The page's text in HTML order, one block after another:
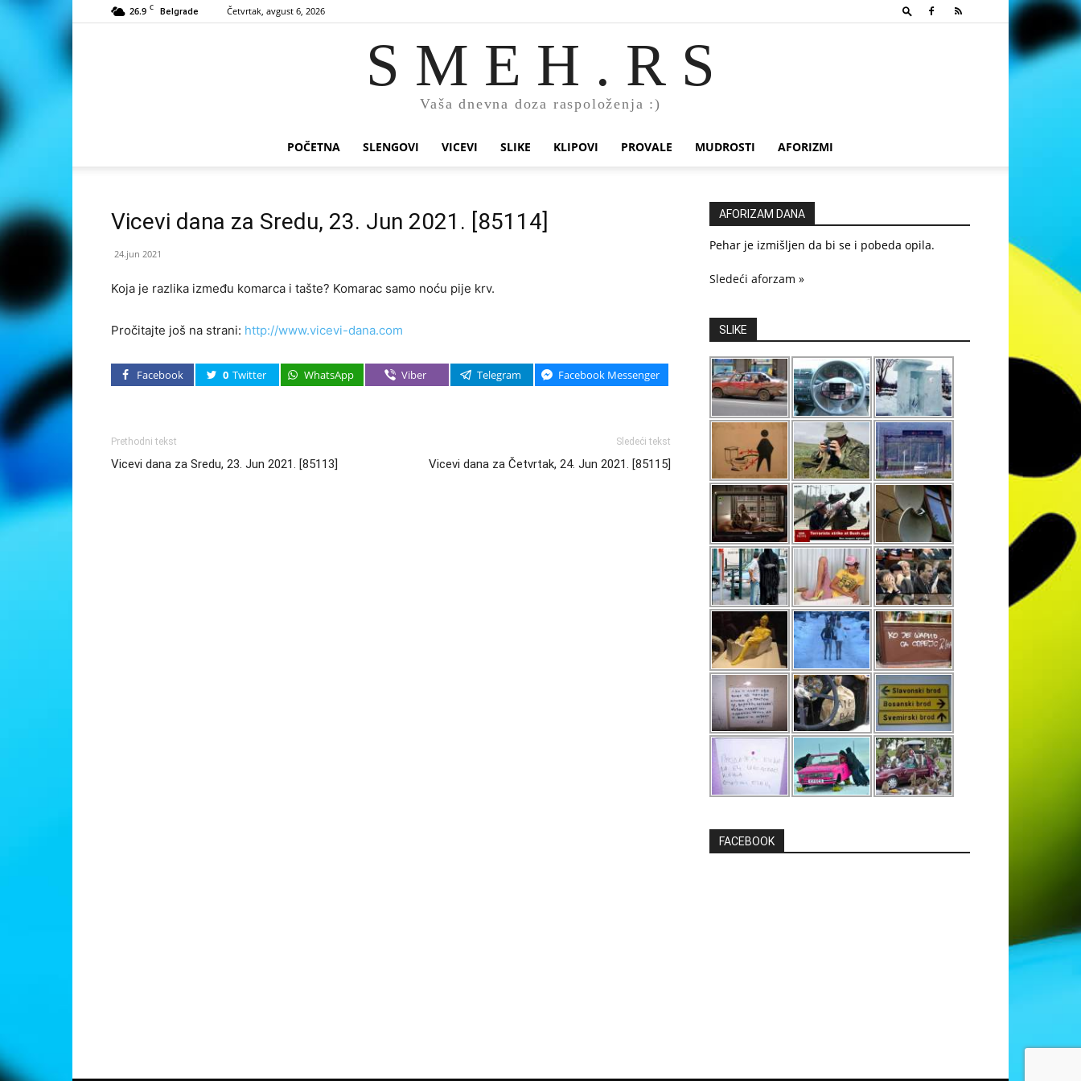
26.9 C Belgrade Četvrtak, avgust 6, 2026
S M E H . R S
Vaša dnevna doza raspoloženja :)
POČETNA SLENGOVI VICEVI SLIKE KLIPOVI PROVALE MUDROSTI AFORIZMI
Vicevi dana za Sredu, 23. Jun 2021. [85114]
24.jun 2021
Ko­ja je ra­zli­ka iz­me­đu ko­ma­r­ca i ta­šte? Ko­ma­rac sa­mo no­ću pi­je krv.
Pročitajte još na strani: http://www.vicevi-dana.com
Facebook 0 Twitter WhatsApp Viber Telegram Facebook Messenger
Prethodni tekst
Vicevi dana za Sredu, 23. Jun 2021. [85113]
Sledeći tekst
Vicevi dana za Četvrtak, 24. Jun 2021. [85115]
AFORIZAM DANA
Pehar je izmišljen da bi se i pobeda opila.
Sledeći aforzam »
SLIKE
FACEBOOK